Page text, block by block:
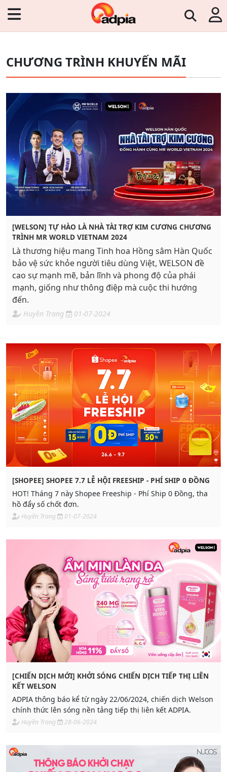
CHƯƠNG TRÌNH KHUYẾN MÃI
[WELSON] TỰ HÀO LÀ NHÀ TÀI TRỢ KIM CƯƠNG CHƯƠNG
TRÌNH MR WORLD VIETNAM 2024
Là thương hiệu mang Tinh hoa Hồng sâm Hàn Quốc
bảo vệ sức khỏe người tiêu dùng Việt, WELSON đề
cao sự mạnh mẽ, bản lĩnh và phong độ của phái
mạnh, giống như thông điệp mà cuộc thi hướng
đến.
Huyền Trang 01-07-2024
[SHOPEE] SHOPEE 7.7 LỄ HỘI FREESHIP - PHÍ SHIP 0 ĐỒNG
HOT! Tháng 7 này Shopee Freeship - Phí Ship 0 Đồng, tha
hồ đẩy số chốt đơn.
Huyền Trang 01-07-2024
[CHIẾN DỊCH MỚI] KHỞI SÓNG CHIẾN DỊCH TIẾP THỊ LIÊN
KẾT WELSON
ADPIA thông báo kể từ ngày 22/06/2024, chiến dịch Welson
chính thức lên sóng nền tảng tiếp thị liên kết ADPIA.
Huyền Trang 28-06-2024